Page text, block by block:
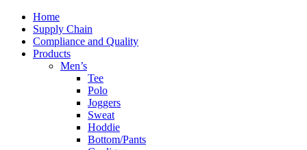
Home
Supply Chain
Compliance and Quality
Products
Men’s
Tee
Polo
Joggers
Sweat
Hoddie
Bottom/Pants